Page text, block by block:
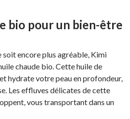
bio pour un bien-être
encore plus agréable, Kimi
chaude bio. Cette huile de
hydrate votre peau en profondeur,
Les effluves délicates de cette
vous transportant dans un